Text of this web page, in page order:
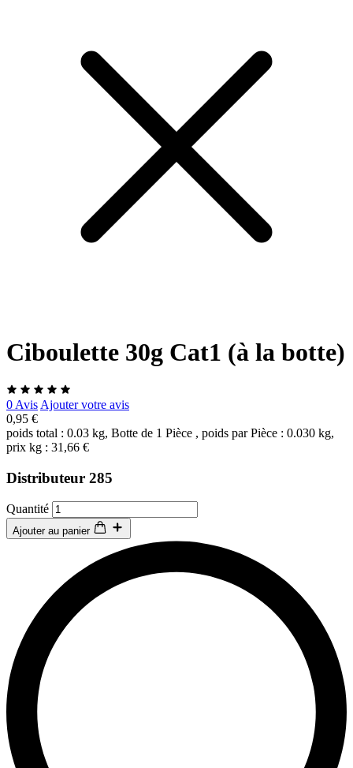
Ciboulette 30g Cat1 (à la botte)
0 Avis Ajouter votre avis
0,95 €
poids total : 0.03 kg, Botte de 1 Pièce , poids par Pièce : 0.030 kg,
prix kg : 31,66 €
Distributeur 285
Quantité
Ajouter au panier